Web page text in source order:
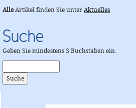
AlleArtikel finden Sie unterAktuelles
Suche
Geben Sie mindestens 3 Buchstaben ein.